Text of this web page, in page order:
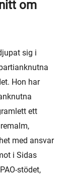
om
sig i
Hon har
ett
med ansvar
i Sidas
stödet,